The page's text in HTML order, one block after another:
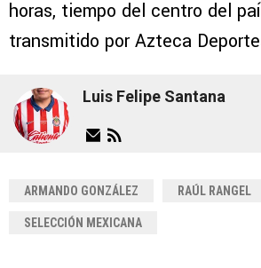
horas, tiempo del centro del
transmitido por Azteca
Luis Felipe Santana
ARMANDO GONZÁLEZ RAÚL RANGEL
SELECCIÓN MEXICANA